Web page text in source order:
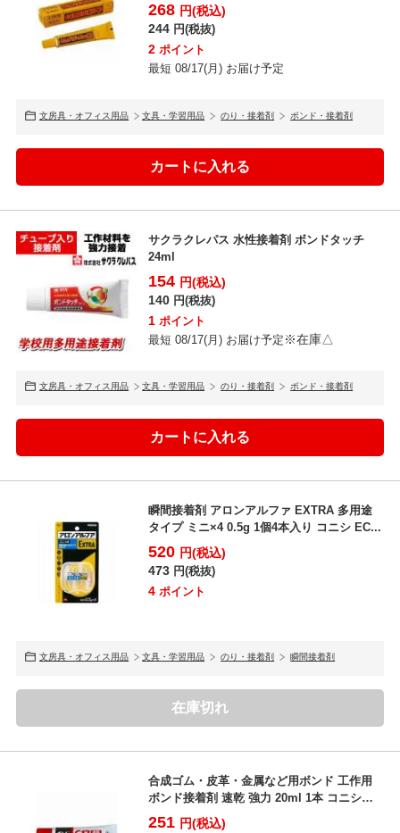
268 円(税込)
244 円(税抜)
2 ポイント
最短 08/17(月) お届け予定
文房具・オフィス用品 文具・学習用品 のり・接着剤 ボンド・接着剤
サクラクレパス 水性接着剤 ボンドタッチ
24ml
154 円(税込)
140 円(税抜)
1 ポイント
最短 08/17(月) お届け予定 ※在庫△
文房具・オフィス用品 文具・学習用品 のり・接着剤 ボンド・接着剤
瞬間接着剤 アロンアルファ EXTRA 多用途
タイプ ミニ×4 0.5g 1個4本入り コニシ EC...
520 円(税込)
473 円(税抜)
4 ポイント
文房具・オフィス用品 文具・学習用品 のり・接着剤 瞬間接着剤
在庫切れ
合成ゴム・皮革・金属など用ボンド 工作用
ボンド接着剤 速乾 強力 20ml 1本 コニシ
EC-13...
251 円(税込)